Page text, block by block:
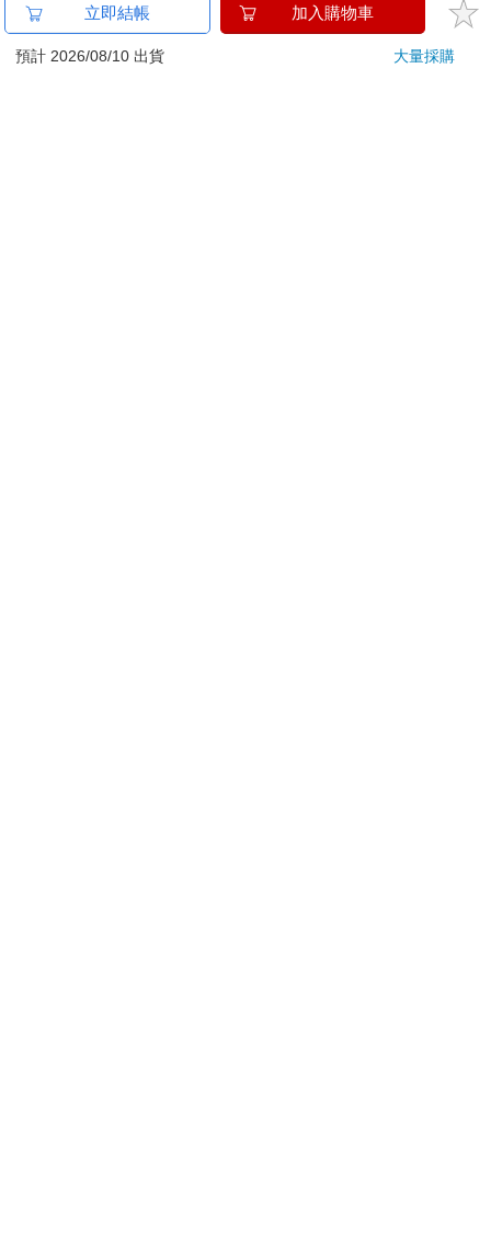
金石堂及銀行均不會請您操作ATM! 如接獲電話要求您前往
ATM提款機，請不要聽從指示，以免受騙上當！
立即結帳 加入購物車
預計 2026/08/10 出貨 大量採購